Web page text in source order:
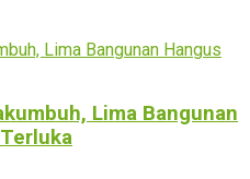
Lima Bangunan